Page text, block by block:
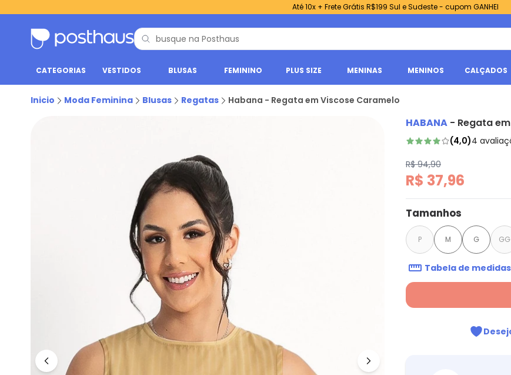
Até 10x + Frete Grátis R$199 Sul e Sudeste - cupom GANHEI
CATEGORIAS VESTIDOS BLUSAS FEMININO PLUS SIZE MENINAS MENINOS CALÇADOS
Inicio Moda Feminina Blusas Regatas Habana - Regata em Viscose Caramelo
HABANA - Regata
(4,0)4
R$ 94,90
R$ 37,96
Tamanhos
P M G GG
Tabela de medidas